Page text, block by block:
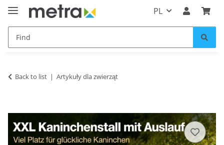
PL
Back to list Artykuły dla zwierząt